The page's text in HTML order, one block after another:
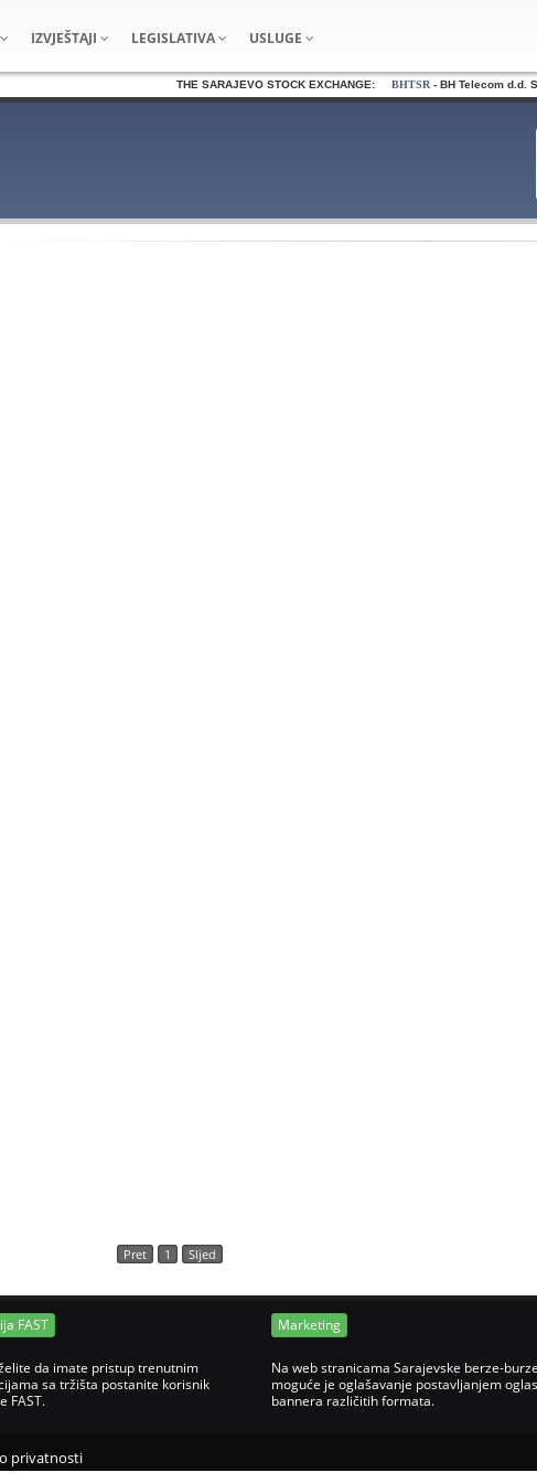
IZVJEŠTAJI LEGISLATIVA USLUGE
THE SARAJEVO STOCK EXCHANGE:BHTSR- BH Telecom d.d.
Pret 1 Sljed
FAST
da imate pristup trenutnim
sa tržišta postanite korisnik
FAST.
Marketing
Na web stranicama Sarajevske berze-burze
moguće je oglašavanje postavljanjem
bannera različitih formata.
privatnosti